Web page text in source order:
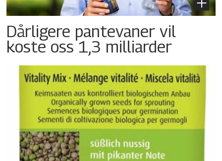
Dårligere pantevaner vil
koste oss 1,3 milliarder